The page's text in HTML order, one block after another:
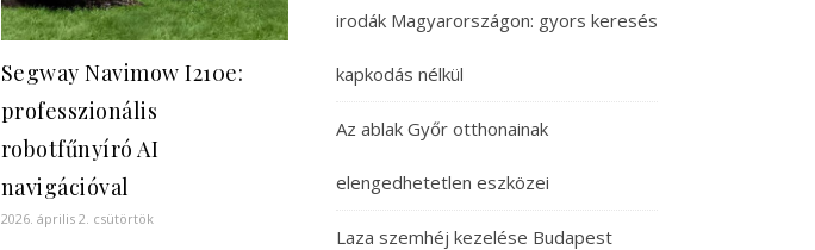
Segway Navimow I210e:
professzionális
robotfűnyíró AI
navigációval
2026. április 2. csütörtök
irodák Magyarországon: gyors keresés
kapkodás nélkül
Az ablak Győr otthonainak
elengedhetetlen eszközei
Laza szemhéj kezelése Budapest